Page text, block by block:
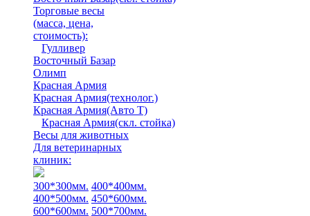
Торговые весы
(масса, цена,
стоимость):
Гулливер
Восточный Базар
Олимп
Красная Армия
Красная Армия(технолог.)
Красная Армия(Авто Т)
Красная Армия(скл. стойка)
Весы для животных
Для ветеринарных
клиник:
300*300мм. 400*400мм.
400*500мм. 450*600мм.
600*600мм. 500*700мм.